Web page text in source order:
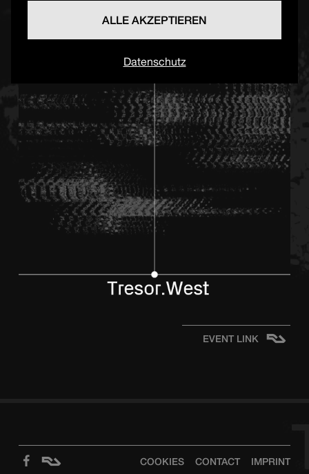
EVENT LINK
COOKIES CONTACT IMPRINT
ALLE AKZEPTIEREN
Datenschutz